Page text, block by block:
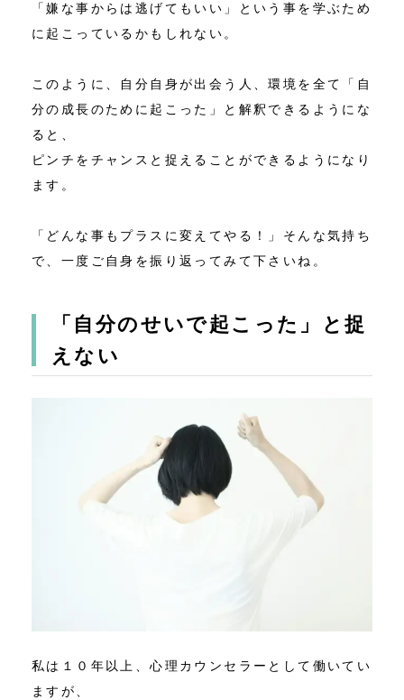
「嫌な事からは逃げてもいい」という事を学ぶため
に起こっているかもしれない。
このように、自分自身が出会う人、環境を全て「自
分の成長のために起こった」と解釈できるようにな
ると、
ピンチをチャンスと捉えることができるようになり
ます。
「どんな事もプラスに変えてやる！」そんな気持ち
で、一度ご自身を振り返ってみて下さいね。
「自分のせいで起こった」と捉
えない
私は１０年以上、心理カウンセラーとして働いてい
ますが、